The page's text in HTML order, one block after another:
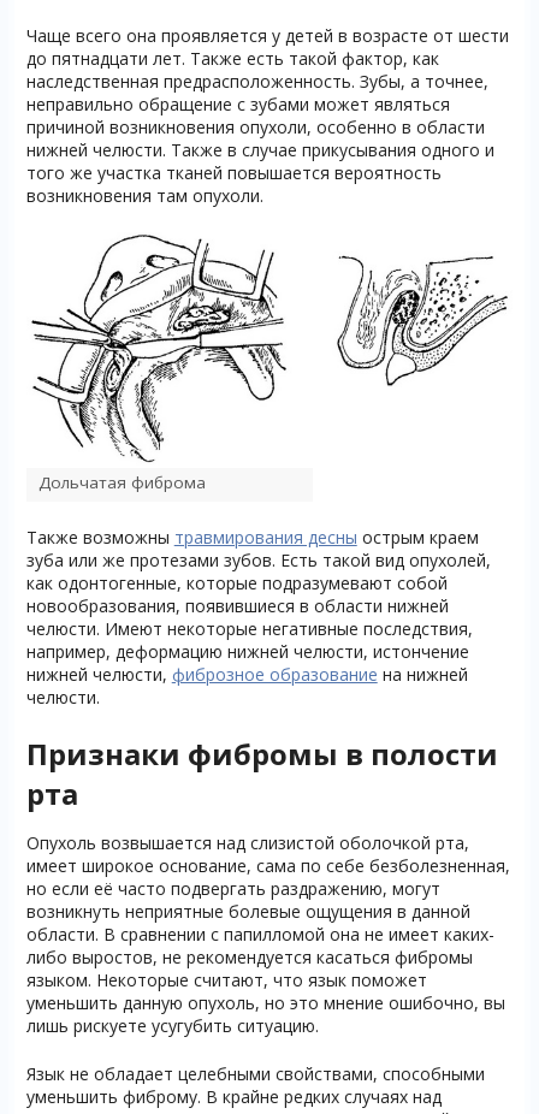
Чаще всего она проявляется у детей в возрасте от шести
до пятнадцати лет. Также есть такой фактор, как
наследственная предрасположенность. Зубы, а точнее,
неправильно обращение с зубами может являться
причиной возникновения опухоли, особенно в области
нижней челюсти. Также в случае прикусывания одного и
того же участка тканей повышается вероятность
возникновения там опухоли.
Дольчатая фиброма
Также возможны травмирования десны острым краем
зуба или же протезами зубов. Есть такой вид опухолей,
как одонтогенные, которые подразумевают собой
новообразования, появившиеся в области нижней
челюсти. Имеют некоторые негативные последствия,
например, деформацию нижней челюсти, истончение
нижней челюсти, фиброзное образование на нижней
челюсти.
Признаки фибромы в полости
рта
Опухоль возвышается над слизистой оболочкой рта,
имеет широкое основание, сама по себе безболезненная,
но если её часто подвергать раздражению, могут
возникнуть неприятные болевые ощущения в данной
области. В сравнении с папилломой она не имеет каких-
либо выростов, не рекомендуется касаться фибромы
языком. Некоторые считают, что язык поможет
уменьшить данную опухоль, но это мнение ошибочно, вы
лишь рискуете усугубить ситуацию.
Язык не обладает целебными свойствами, способными
уменьшить фиброму. В крайне редких случаях над